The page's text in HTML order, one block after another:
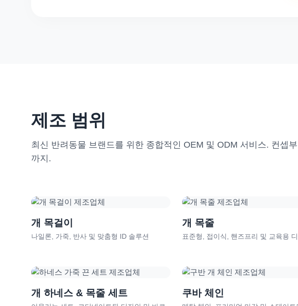
제조 범위
최신 반려동물 브랜드를 위한 종합적인 OEM 및 ODM 서비스. 컨셉
까지.
개 목걸이
나일론, 가죽, 반사 및 맞춤형 ID 솔루션
개 목줄
표준형, 접이식, 핸즈프리 및 교육용
개 하네스 & 목줄 세트 쿠바 체인